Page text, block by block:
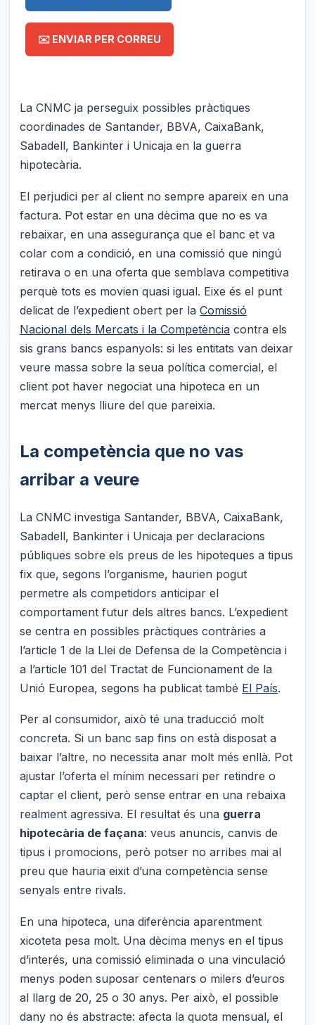
✉️ ENVIAR PER CORREU
La CNMC ja perseguix possibles pràctiques
coordinades de Santander, BBVA, CaixaBank,
Sabadell, Bankinter i Unicaja en la guerra
hipotecària.
El perjudici per al client no sempre apareix en una
factura. Pot estar en una dècima que no es va
rebaixar, en una assegurança que el banc et va
colar com a condició, en una comissió que ningú
retirava o en una oferta que semblava competitiva
perquè tots es movien quasi igual. Eixe és el punt
delicat de l’expedient obert per laComissió
Nacional dels Mercats i la Competència contra els
sis grans bancs espanyols: si les entitats van deixar
veure massa sobre la seua política comercial, el
client pot haver negociat una hipoteca en un
mercat menys lliure del que pareixia.
La competència que no vas
arribar a veure
La CNMC investiga Santander, BBVA, CaixaBank,
Sabadell, Bankinter i Unicaja per declaracions
públiques sobre els preus de les hipoteques a tipus
fix que, segons l’organisme, haurien pogut
permetre als competidors anticipar el
comportament futur dels altres bancs. L’expedient
se centra en possibles pràctiques contràries a
l’article 1 de la Llei de Defensa de la Competència i
a l’article 101 del Tractat de Funcionament de la
Unió Europea, segons ha publicat també El País.
Per al consumidor, això té una traducció molt
concreta. Si un banc sap fins on està disposat a
baixar l’altre, no necessita anar molt més enllà. Pot
ajustar l’oferta el mínim necessari per retindre o
captar el client, però sense entrar en una rebaixa
realment agressiva. El resultat és una guerra
hipotecària de façana: veus anuncis, canvis de
tipus i promocions, però potser no arribes mai al
preu que hauria eixit d’una competència sense
senyals entre rivals.
En una hipoteca, una diferència aparentment
xicoteta pesa molt. Una dècima menys en el tipus
d’interés, una comissió eliminada o una vinculació
menys poden suposar centenars o milers d’euros
al llarg de 20, 25 o 30 anys. Per això, el possible
dany no és abstracte: afecta la quota mensual, el